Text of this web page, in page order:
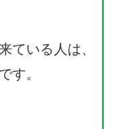
ている人は、
す。